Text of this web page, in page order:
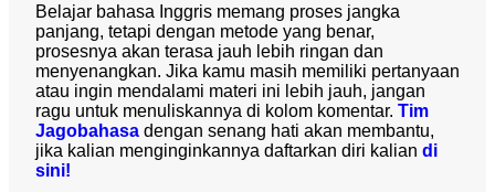
Belajar bahasa Inggris memang proses jangka
panjang, tetapi dengan metode yang benar,
prosesnya akan terasa jauh lebih ringan dan
menyenangkan. Jika kamu masih memiliki pertanyaan
atau ingin mendalami materi ini lebih jauh, jangan
ragu untuk menuliskannya di kolom komentar. Tim
Jagobahasa dengan senang hati akan membantu,
jika kalian menginginkannya daftarkan diri kalian di
sini!